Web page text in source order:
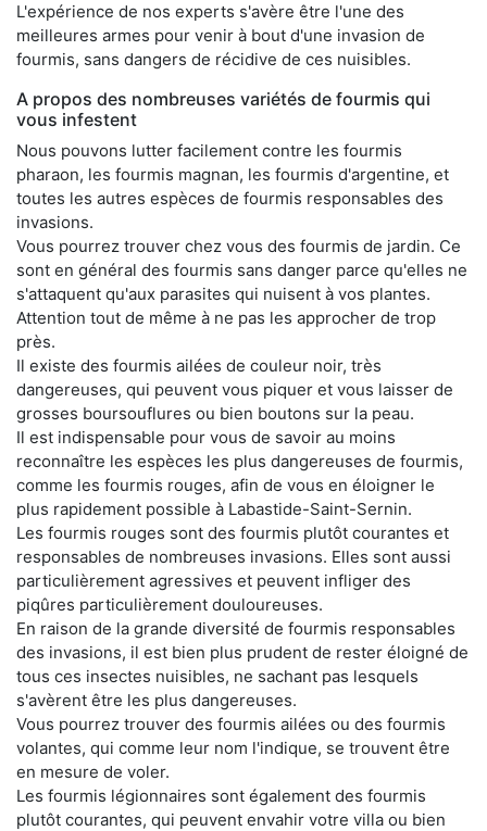
L'expérience de nos experts s'avère être l'une des
meilleures armes pour venir à bout d'une invasion de
fourmis, sans dangers de récidive de ces nuisibles.
A propos des nombreuses variétés de fourmis qui
vous infestent
Nous pouvons lutter facilement contre les fourmis
pharaon, les fourmis magnan, les fourmis d'argentine, et
toutes les autres espèces de fourmis responsables des
invasions.
Vous pourrez trouver chez vous des fourmis de jardin. Ce
sont en général des fourmis sans danger parce qu'elles ne
s'attaquent qu'aux parasites qui nuisent à vos plantes.
Attention tout de même à ne pas les approcher de trop
près.
Il existe des fourmis ailées de couleur noir, très
dangereuses, qui peuvent vous piquer et vous laisser de
grosses boursouflures ou bien boutons sur la peau.
Il est indispensable pour vous de savoir au moins
reconnaître les espèces les plus dangereuses de fourmis,
comme les fourmis rouges, afin de vous en éloigner le
plus rapidement possible à Labastide-Saint-Sernin.
Les fourmis rouges sont des fourmis plutôt courantes et
responsables de nombreuses invasions. Elles sont aussi
particulièrement agressives et peuvent infliger des
piqûres particulièrement douloureuses.
En raison de la grande diversité de fourmis responsables
des invasions, il est bien plus prudent de rester éloigné de
tous ces insectes nuisibles, ne sachant pas lesquels
s'avèrent être les plus dangereuses.
Vous pourrez trouver des fourmis ailées ou des fourmis
volantes, qui comme leur nom l'indique, se trouvent être
en mesure de voler.
Les fourmis légionnaires sont également des fourmis
plutôt courantes, qui peuvent envahir votre villa ou bien